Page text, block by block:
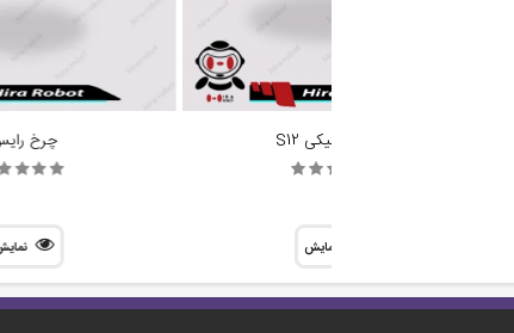
سازه پلاستیکی S12
نمایش
چرخ